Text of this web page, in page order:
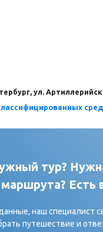
ул.
тур?
Есть
наш специалист
путешествие и